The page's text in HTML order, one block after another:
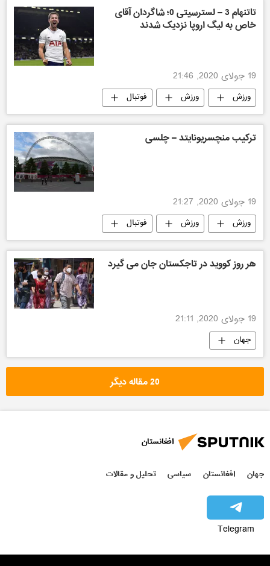
تاتنهام 3 – لسترسیتی 0؛ شاگردان آقای
خاص به لیگ اروپا نزدیک شدند
19 جولای 2020, 21:46
ورزش ورزش فوتبال
ترکیب منچسریونایتد – چلسی
19 جولای 2020, 21:27
ورزش ورزش فوتبال
هر روز کووید در تاجکستان جان می گیرد
19 جولای 2020, 21:11
جهان
20 مقاله دیگر
افغانستان
جهان افغانستان سیاسی تحلیل و مقالات
Telegram